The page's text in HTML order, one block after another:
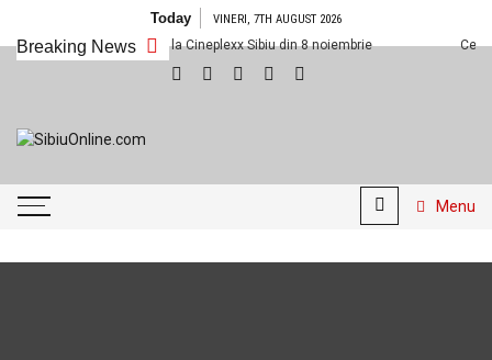
content
Today VINERI, 7TH AUGUST 2026
Breaking News
Ce filme noi vedem la Cineplexx Sibiu din 8 noiembrie Ce
Sibiu!!!
Menu